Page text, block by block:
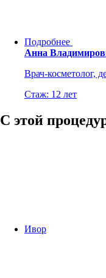
Подробнее
Анна
Врач-косметолог,
Стаж: 12 лет
С этой
Ивор